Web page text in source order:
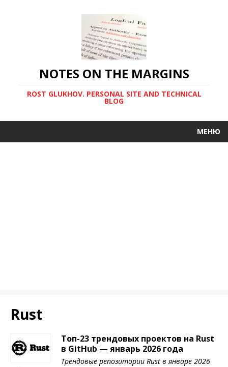
NOTES ON THE MARGINS
ROST GLUKHOV. PERSONAL SITE AND TECHNICAL
BLOG
МЕНЮ
Rust
Топ-23 трендовых проектов на Rust
в GitHub — январь 2026 года
Трендовые репозитории Rust в январе 2026